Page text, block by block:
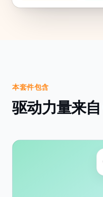
本套件包含
驱动力量来自